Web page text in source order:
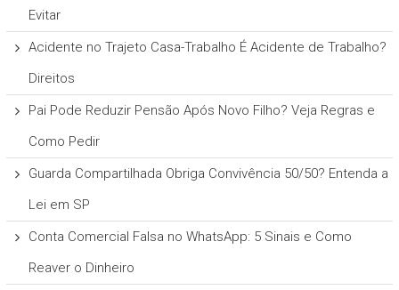
Evitar
Acidente no Trajeto Casa-Trabalho É Acidente de Trabalho?
Direitos
Pai Pode Reduzir Pensão Após Novo Filho? Veja Regras e
Como Pedir
Guarda Compartilhada Obriga Convivência 50/50? Entenda a
Lei em SP
Conta Comercial Falsa no WhatsApp: 5 Sinais e Como
Reaver o Dinheiro